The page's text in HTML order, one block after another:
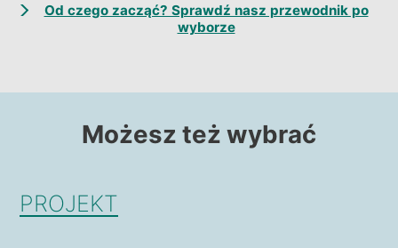
Od czego zacząć? Sprawdź nasz przewodnik po
wyborze
Możesz też wybrać
PROJEKT